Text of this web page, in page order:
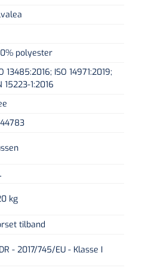
polyester
13485:2016; ISO 14971:2019;
15223-1:2016
kg
tilband
- 2017/745/EU - Klasse I